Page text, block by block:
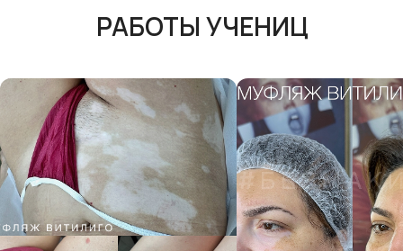
РАБОТЫ УЧЕНИЦ